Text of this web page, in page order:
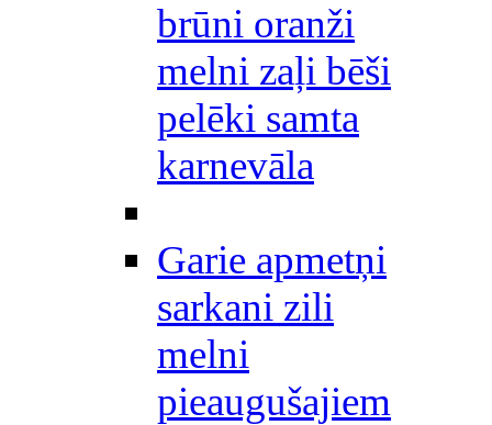
brūni oranži
melni zaļi bēši
pelēki samta
karnevāla
Garie apmetņi
sarkani zili
melni
pieaugušajiem